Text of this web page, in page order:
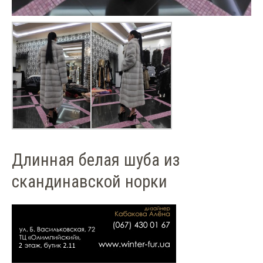
Длинная белая шуба из
скандинавской норки